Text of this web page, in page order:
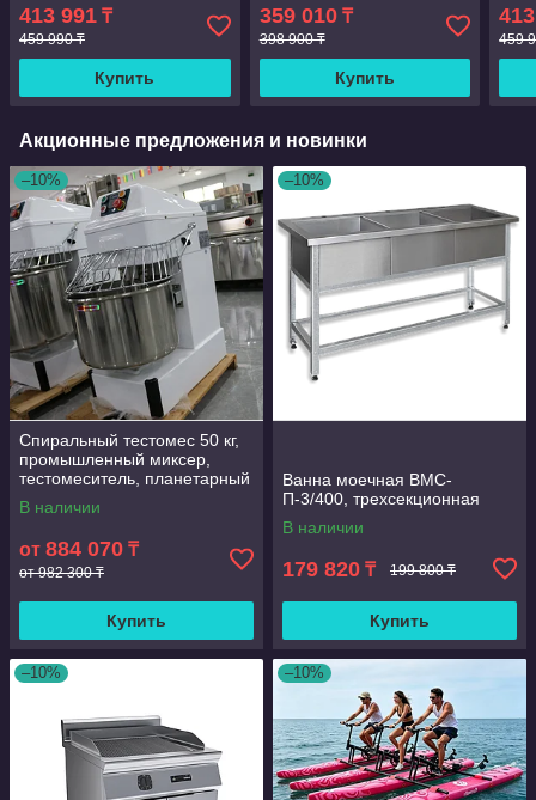
413 991 ₸
459 990 ₸
Купить
359 010₸
398 900 ₸
Купить
459
Акционные предложения и новинки
–10%
Спиральный тестомес 50 кг,
промышленный миксер,
тестомеситель, планетарный
миксер
В наличии
от 884 070 ₸
от 982 300 ₸
Купить
–10%
Ванна моечная ВМС-
П-3/400, трехсекционная
В наличии
179 820 ₸ 199 800 ₸
Купить
–10% –10%